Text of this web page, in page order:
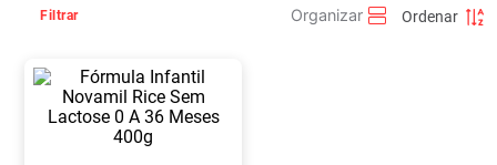
Filtrar
3º
Fralda G
6º Desodorante
Shampoo